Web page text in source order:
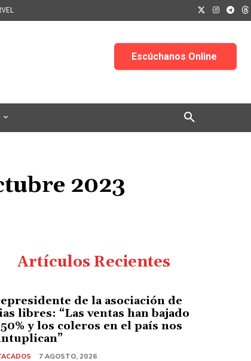
2023
Artículos Recientes
de la asociación de
libres: “Las ventas han bajado
y los coleros en el país nos
7 AGOSTO, 2026